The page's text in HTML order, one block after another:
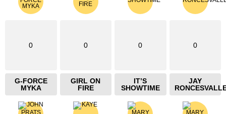
0
G-FORCE
MYKA
0
GIRL ON
FIRE
0
IT’S
SHOWTIME
0
JAY